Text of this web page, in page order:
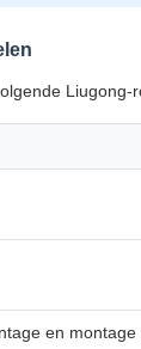
Liugong-
en montage